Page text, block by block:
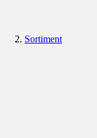
Sortiment